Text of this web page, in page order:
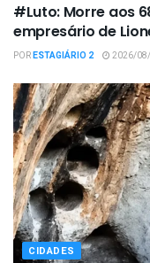
#Luto: Morre aos
empresário de
PORESTAGIÁRIO 2 2026/
CIDADES